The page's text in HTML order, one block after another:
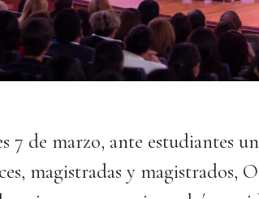
7 de marzo, ante estudiantes
magistradas y magistrados,